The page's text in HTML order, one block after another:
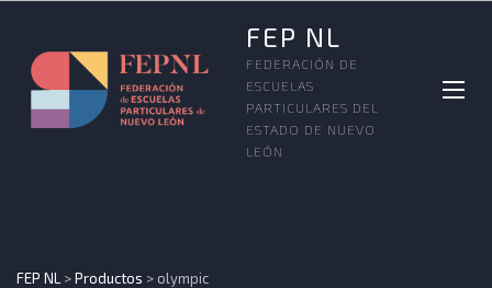
FEP NL
FEDERACIÓN DE
ESCUELAS
PARTICULARES DEL
ESTADO DE NUEVO
LEÓN
FEP NL >Productos > olympic